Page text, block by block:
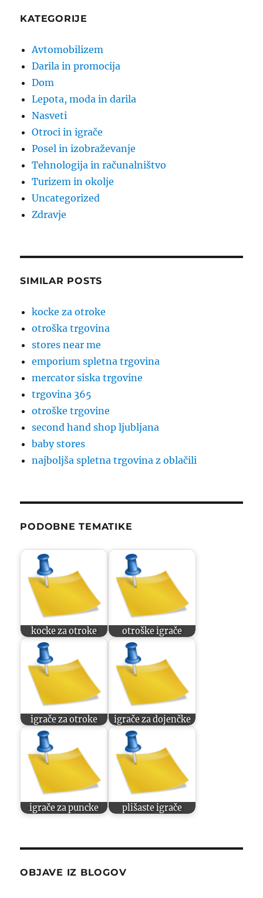
KATEGORIJE
Avtomobilizem
Darila in promocija
Dom
Lepota, moda in darila
Nasveti
Otroci in igrače
Posel in izobraževanje
Tehnologija in računalništvo
Turizem in okolje
Uncategorized
Zdravje
SIMILAR POSTS
kocke za otroke
otroška trgovina
stores near me
emporium spletna trgovina
mercator siska trgovine
trgovina 365
otroške trgovine
second hand shop ljubljana
baby stores
najboljša spletna trgovina z oblačili
PODOBNE TEMATIKE
kocke za otroke otroške igrače
igrače za otroke igrače za dojenčke
igrače za puncke plišaste igrače
OBJAVE IZ BLOGOV